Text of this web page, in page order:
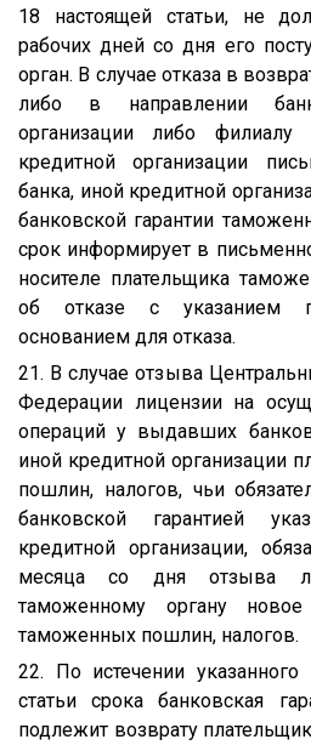
18 настоящей статьи, не
рабочих дней со дня его
орган. В случае отказа в
либо в направлении
организации либо
кредитной организации
банка, иной кредитной
банковской гарантии
срок информирует в
носителе плательщика
об отказе с указанием
основанием для отказа.
21. В случае отзыва
Федерации лицензии на
операций у выдавших
иной кредитной организации
пошлин, налогов, чьи
банковской гарантией
кредитной организации,
месяца со дня отзыва
таможенному органу
таможенных пошлин, налогов.
22. По истечении
статьи срока банковская
подлежит возврату